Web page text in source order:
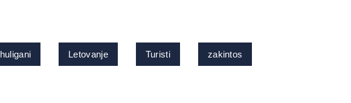
huligani Letovanje Turisti zakintos